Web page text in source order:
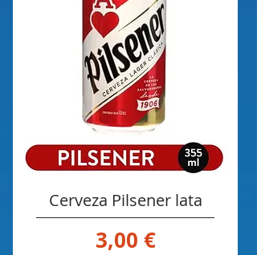
Cerveza Pilsener lata
Precio
3,00 €